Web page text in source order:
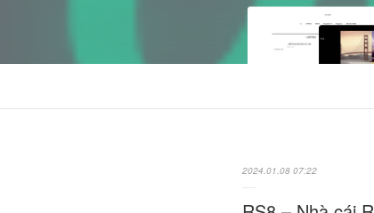
2024.01.08 07:22